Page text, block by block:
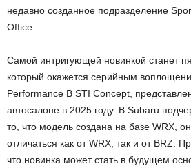
недавно созданное подразделение
Office.
Самой интригующей новинкой станет
который окажется серийным
Performance B STI Concept,
автосалоне в 2025 году. В Subaru
то, что модель создана на базе WRX,
отличаться как от WRX, так и от BRZ.
что новинка может стать в будущем